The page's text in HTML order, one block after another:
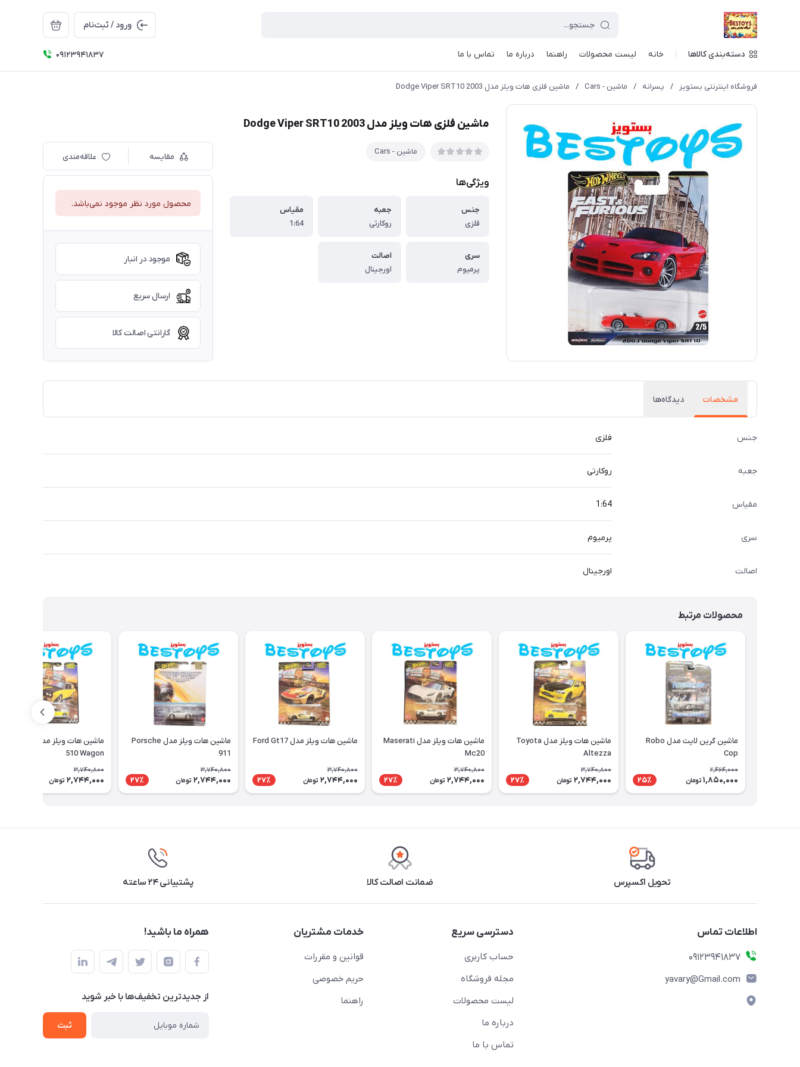
ورود / ثبت‌نام
دسته‌بندی کالاها خانه لیست محصولات راهنما درباره ما تماس با ما 09123941837
فروشگاه اینترنتی بستویز / پسرانه / ماشین - Cars / ماشین فلزی هات ویلز مدل Dodge Viper SRT10 2003
ماشین فلزی هات ویلز مدل Dodge Viper SRT10 2003
ماشین - Cars
ویژگی‌ها
جنس
فلزی
جعبه
روکارتی
مقیاس
1:64
سری
پرمیوم
اصالت
اورجینال
مقایسه علاقه‌مندی
محصول مورد نظر موجود نمی‌باشد.
موجود در انبار
ارسال سریع
گارانتی اصالت کالا
مشخصات دیدگاه‌ها
جنس فلزی
جعبه روکارتی
مقیاس 1:64
سری پرمیوم
اصالت اورجینال
محصولات مرتبط
ماشین گرین لایت مدل Robo
Cop
2,464,000
1,850,000 تومان 25٪
ماشین هات ویلز مدل Toyota
Altezza
3,740,800
2,744,000 تومان 27٪
ماشین هات ویلز مدل Maserati
Mc20
3,740,800
2,744,000 تومان 27٪
ماشین هات ویلز مدل Ford Gt17
3,740,800
2,744,000 تومان 27٪
ماشین هات ویلز مدل Porsche
911
3,740,800
2,744,000 تومان 27٪
510 Wagon
3,740,800
2,744,000 تومان
تحویل اکسپرس ضمانت اصالت کالا پشتیبانی ۲۴ ساعته
اطلاعات تماس
09123941837
yavary@Gmail.com
دسترسی سریع
حساب کاربری
مجله فروشگاه
لیست محصولات
درباره ما
تماس با ما
خدمات مشتریان
قوانین و مقررات
حریم خصوصی
راهنما
همراه ما باشید!
از جدید‌ترین تخفیف‌ها با‌ خبر شوید
ثبت